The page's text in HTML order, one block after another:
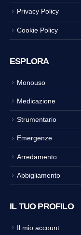
Privacy Policy
Cookie Policy
ESPLORA
Monouso
Medicazione
Strumentario
Emergenze
Arredamento
Abbigliamento
IL TUO PROFILO
Il mio account